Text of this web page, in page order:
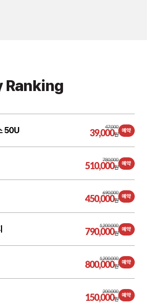
Ranking
50U 47,000
39,000원
예약
780,000
510,000원
예약
690,000
450,000원
예약
1,200,000
790,000원
예약
1,200,000
800,000원
예약
200,000
150,000원
예약